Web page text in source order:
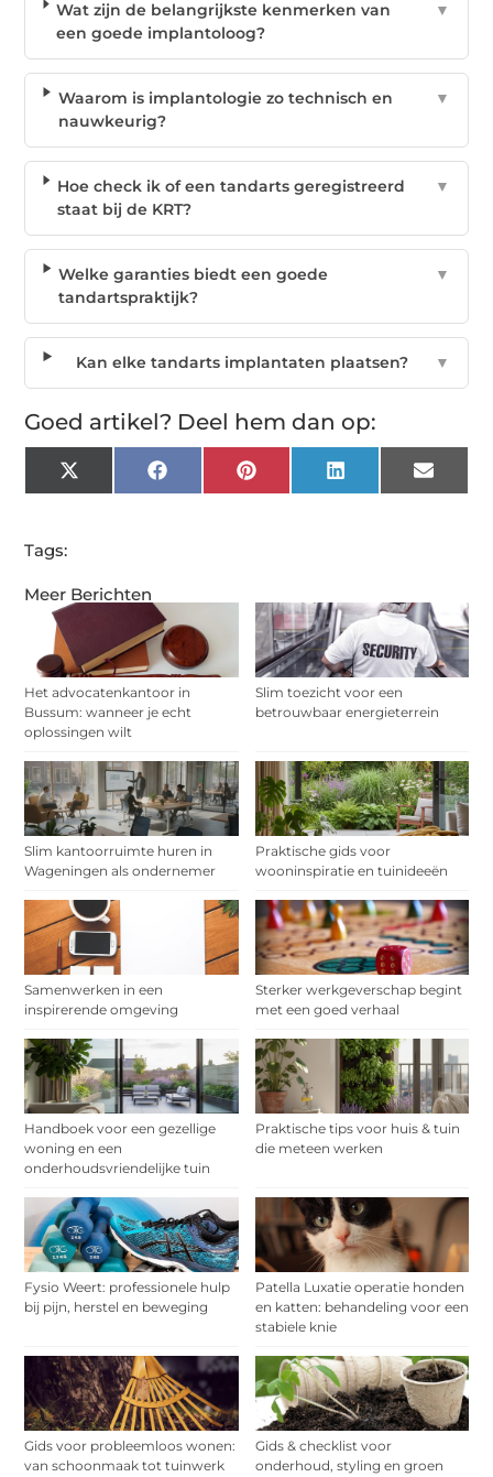
Meer Berichten
Het advocatenkantoor in
Bussum: wanneer je echt
oplossingen wilt
Slim toezicht voor een
betrouwbaar energieterrein
Slim kantoorruimte huren in
Wageningen als ondernemer
Praktische gids voor
wooninspiratie en tuinideeën
Samenwerken in een
inspirerende omgeving
Sterker werkgeverschap begint
met een goed verhaal
Handboek voor een gezellige
woning en een
onderhoudsvriendelijke tuin
Praktische tips voor huis & tuin
die meteen werken
Fysio Weert: professionele hulp
bij pijn, herstel en beweging
Patella Luxatie operatie honden
en katten: behandeling voor een
stabiele knie
Gids voor probleemloos wonen:
van schoonmaak tot tuinwerk
Gids & checklist voor
onderhoud, styling en groen
Wat zijn de belangrijkste kenmerken van
een goede implantoloog?
▼
Waarom is implantologie zo technisch en
nauwkeurig?
▼
Hoe check ik of een tandarts geregistreerd
staat bij de KRT?
▼
Welke garanties biedt een goede
tandartspraktijk?
▼
Kan elke tandarts implantaten plaatsen? ▼
Goed artikel? Deel hem dan op:
X
(Twitter)
Facebook Pinterest LinkedIn Email
Tags: